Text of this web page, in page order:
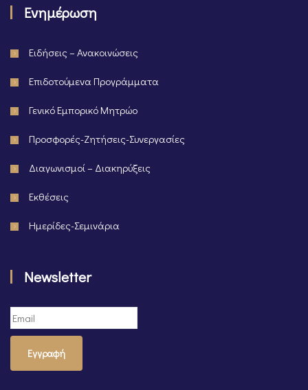
Ενημέρωση
Ειδήσεις – Ανακοινώσεις
Επιδοτούμενα Προγράμματα
Γενικό Εμπορικό Μητρώο
Προσφορές-Ζητήσεις-Συνεργασίες
Διαγωνισμοί – Διακηρύξεις
Εκθέσεις
Ημερίδες-Σεμινάρια
Newsletter
Εγγραφή